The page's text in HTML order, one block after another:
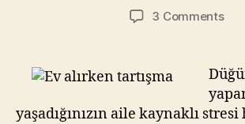
date
3 Commentson
yaşadığınızın aile kaynaklı stresi